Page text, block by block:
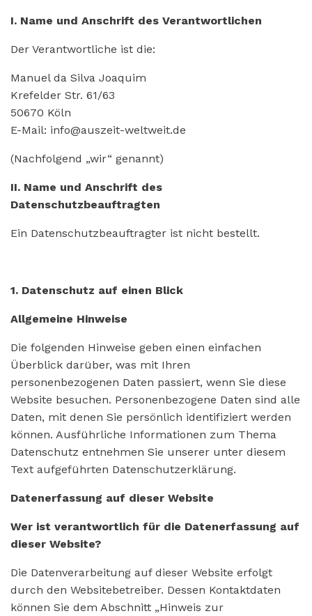
I. Name und Anschrift des Verantwortlichen
Der Verantwortliche ist die:
Manuel da Silva Joaquim
Krefelder Str. 61/63
50670 Köln
E-Mail: info@auszeit-weltweit.de
(Nachfolgend „wir“ genannt)
II. Name und Anschrift des
Datenschutzbeauftragten
Ein Datenschutzbeauftragter ist nicht bestellt.
1. Datenschutz auf einen Blick
Allgemeine Hinweise
Die folgenden Hinweise geben einen einfachen
Überblick darüber, was mit Ihren
personenbezogenen Daten passiert, wenn Sie diese
Website besuchen. Personenbezogene Daten sind alle
Daten, mit denen Sie persönlich identifiziert werden
können. Ausführliche Informationen zum Thema
Datenschutz entnehmen Sie unserer unter diesem
Text aufgeführten Datenschutzerklärung.
Datenerfassung auf dieser Website
Wer ist verantwortlich für die Datenerfassung auf
dieser Website?
Die Datenverarbeitung auf dieser Website erfolgt
durch den Websitebetreiber. Dessen Kontaktdaten
können Sie dem Abschnitt „Hinweis zur